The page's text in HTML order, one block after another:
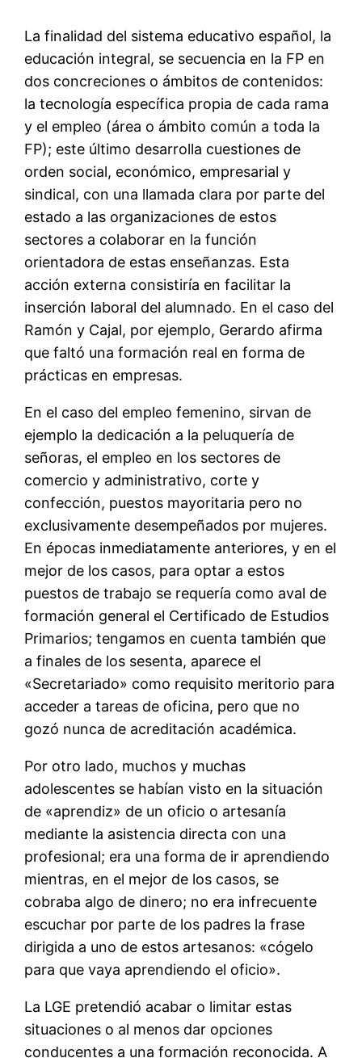
La finalidad del sistema educativo español, la
educación integral, se secuencia en la FP en
dos concreciones o ámbitos de contenidos:
la tecnología específica propia de cada rama
y el empleo (área o ámbito común a toda la
FP); este último desarrolla cuestiones de
orden social, económico, empresarial y
sindical, con una llamada clara por parte del
estado a las organizaciones de estos
sectores a colaborar en la función
orientadora de estas enseñanzas. Esta
acción externa consistiría en facilitar la
inserción laboral del alumnado. En el caso del
Ramón y Cajal, por ejemplo, Gerardo afirma
que faltó una formación real en forma de
prácticas en empresas.
En el caso del empleo femenino, sirvan de
ejemplo la dedicación a la peluquería de
señoras, el empleo en los sectores de
comercio y administrativo, corte y
confección, puestos mayoritaria pero no
exclusivamente desempeñados por mujeres.
En épocas inmediatamente anteriores, y en el
mejor de los casos, para optar a estos
puestos de trabajo se requería como aval de
formación general el Certificado de Estudios
Primarios; tengamos en cuenta también que
a finales de los sesenta, aparece el
«Secretariado» como requisito meritorio para
acceder a tareas de oficina, pero que no
gozó nunca de acreditación académica.
Por otro lado, muchos y muchas
adolescentes se habían visto en la situación
de «aprendiz» de un oficio o artesanía
mediante la asistencia directa con una
profesional; era una forma de ir aprendiendo
mientras, en el mejor de los casos, se
cobraba algo de dinero; no era infrecuente
escuchar por parte de los padres la frase
dirigida a uno de estos artesanos: «cógelo
para que vaya aprendiendo el oficio».
La LGE pretendió acabar o limitar estas
situaciones o al menos dar opciones
conducentes a una formación reconocida. A